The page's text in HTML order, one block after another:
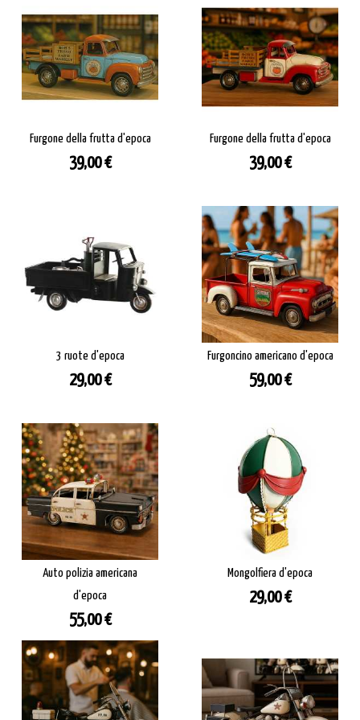
Furgone della frutta d'epoca
Prezzo
39,00 €
Furgone della frutta d'epoca
Prezzo
39,00 €
3 ruote d'epoca
Prezzo
29,00 €
Furgoncino americano d'epoca
Prezzo
59,00 €
Auto polizia americana
d'epoca
Prezzo
55,00 €
Mongolfiera d'epoca
Prezzo
29,00 €